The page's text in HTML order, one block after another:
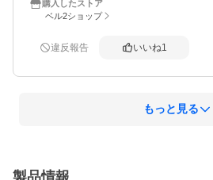
購入したストア
ベル2ショップ
違反報告 いいね1
もっと見る
製品情報